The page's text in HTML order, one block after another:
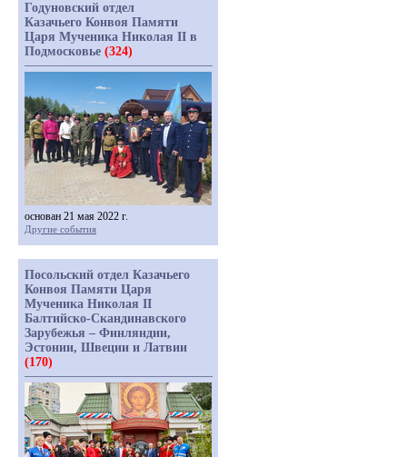
Годуновский отдел
Казачьего Конвоя Памяти
Царя Мученика Николая II в
Подмосковье (324)
основан 21 мая 2022 г.
Другие события
Посольский отдел Казачьего
Конвоя Памяти Царя
Мученика Николая II
Балтийско-Скандинавского
Зарубежья – Финляндии,
Эстонии, Швеции и Латвии
(170)